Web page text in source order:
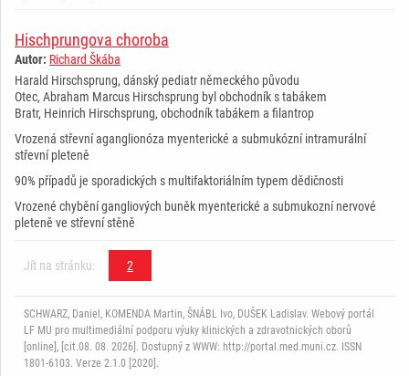
Hischprungova choroba
Autor: Richard Škába
Harald Hirschsprung, dánský pediatr německého původu
Otec, Abraham Marcus Hirschsprung byl obchodník s tabákem
Bratr, Heinrich Hirschsprung, obchodník tabákem a filantrop
Vrozená střevní aganglionóza myenterické a submukózní intramurální
střevní pleteně
90% případů je sporadických s multifaktoriálním typem dědičnosti
Vrozené chybění gangliových buněk myenterické a submukozní nervové
pleteně ve střevní stěně
Jít na stránku: 2
SCHWARZ, Daniel, KOMENDA Martin, ŠNÁBL Ivo, DUŠEK Ladislav. Webový portál
LF MU pro multimediální podporu výuky klinických a zdravotnických oborů
[online], [cit.08. 08. 2026]. Dostupný z WWW: http://portal.med.muni.cz. ISSN
1801-6103. Verze 2.1.0 [2020].